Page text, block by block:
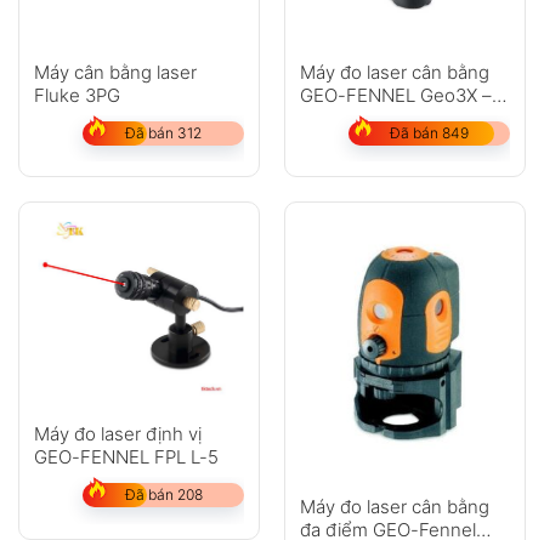
Máy cân bằng laser
Fluke 3PG
Đã bán 312
Máy đo laser cân bằng
GEO-FENNEL Geo3X –
Đã bán 849
Máy đo laser định vị
GEO-FENNEL FPL L-5
Đã bán 208
Máy đo laser cân bằng
đa điểm GEO-Fennel